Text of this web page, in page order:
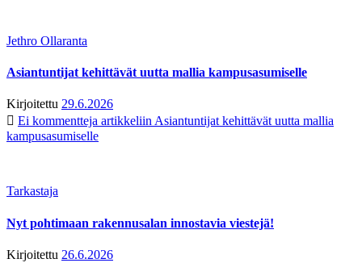
Jethro Ollaranta
Asiantuntijat kehittävät uutta mallia kampusasumiselle
Kirjoitettu 29.6.2026
Ei kommentteja artikkeliin Asiantuntijat kehittävät uutta mallia
kampusasumiselle
Tarkastaja
Nyt pohtimaan rakennusalan innostavia viestejä!
Kirjoitettu 26.6.2026